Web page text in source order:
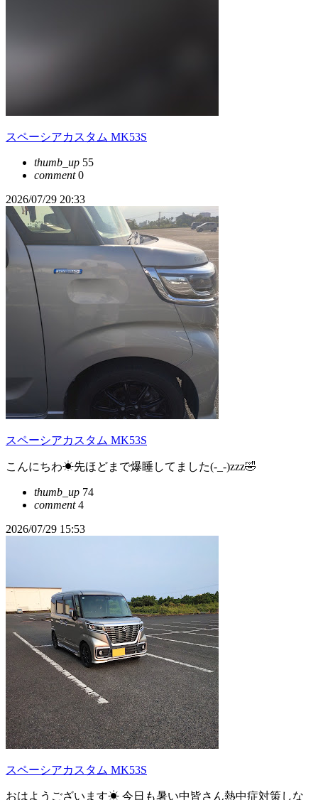
スペーシアカスタム MK53S
thumb_up 55
comment0
2026/07/29 20:33
スペーシアカスタム MK53S
こんにちわ☀先ほどまで爆睡してました(-_-)zzz🤣
thumb_up 74
comment4
2026/07/29 15:53
スペーシアカスタム MK53S
おはようございます☀ 今日も暑い中皆さん熱中症対策しな